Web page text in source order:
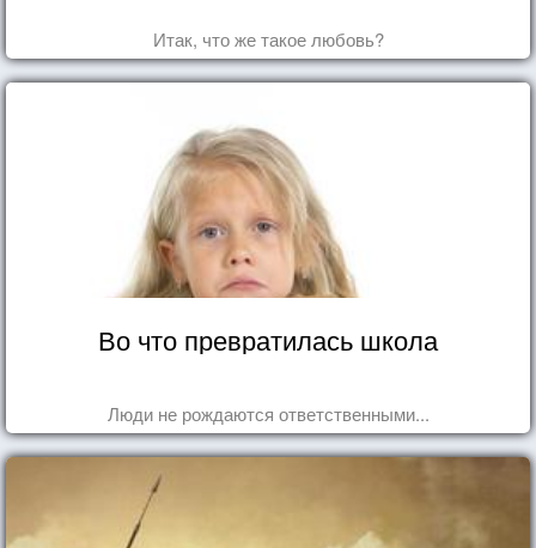
Итак, что же такое любовь?
Во что превратилась школа
Люди не рождаются ответственными...